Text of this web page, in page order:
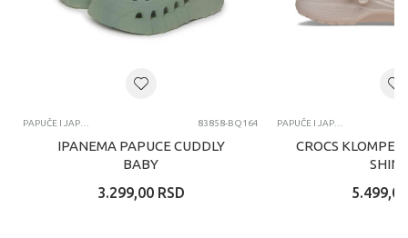
83858-BQ164
IPANEMA PAPUCE CUDDLY
BABY
3.299,00 RSD
CROCS KLOMPE
5.499,00